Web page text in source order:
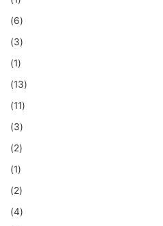
(6)
(3)
(1)
(13)
(11)
(3)
(2)
(1)
(2)
(4)